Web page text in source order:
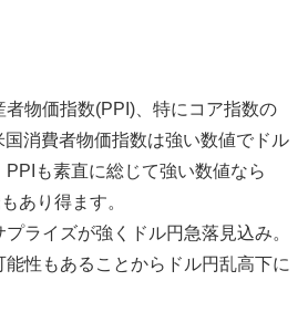
物価指数(PPI)、特にコア指数の
消費者物価指数は強い数値でドル
PPIも素直に総じて強い数値なら
あり得ます。
ライズが強くドル円急落見込み。
性もあることからドル円乱高下に